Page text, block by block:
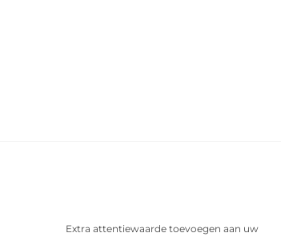
Extra attentiewaarde toevoegen aan uw